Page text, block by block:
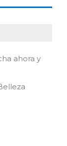
ahora y